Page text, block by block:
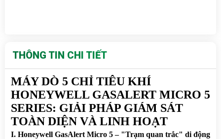
THÔNG TIN CHI TIẾT
MÁY DÒ 5 CHỈ TIÊU KHÍ
HONEYWELL GASALERT MICRO 5
SERIES: GIẢI PHÁP GIÁM SÁT
TOÀN DIỆN VÀ LINH HOẠT
I. Honeywell GasAlert Micro 5 – "Trạm quan trắc" di động